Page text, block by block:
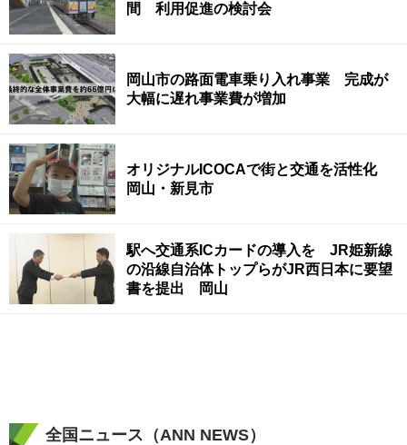
間 利用促進の検討会
岡山市の路面電車乗り入れ事業 完成が
大幅に遅れ事業費が増加
オリジナルICOCAで街と交通を活性化
岡山・新見市
駅へ交通系ICカードの導入を JR姫新線
の沿線自治体トップらがJR西日本に要望
書を提出 岡山
全国ニュース（ANN NEWS）